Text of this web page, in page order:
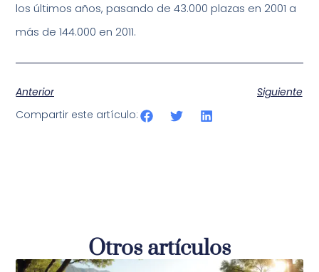
los últimos años, pasando de 43.000 plazas en 2001 a
más de 144.000 en 2011.
Anterior
Siguiente
Compartir este artículo:
Otros artículos